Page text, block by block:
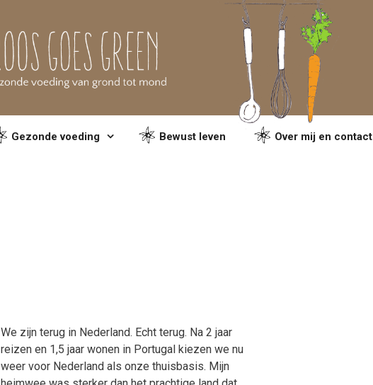
Gezonde voeding Bewust leven Over mij en contact
We zijn terug in Nederland. Echt terug. Na 2 jaar
reizen en 1,5 jaar wonen in Portugal kiezen we nu
weer voor Nederland als onze thuisbasis. Mijn